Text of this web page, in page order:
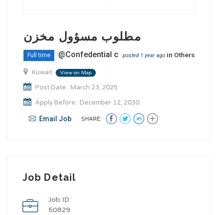
مطلوب مسؤول مخزن
Full time @Confedential c posted 1 year ago in Others
Kuwait View on Map
Post Date : March 23, 2025
Apply Before : December 12, 2030
Email Job SHARE:
Job Detail
Job ID
50829